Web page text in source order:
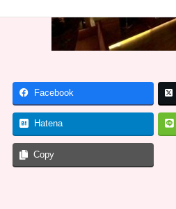
Facebook
Hatena
Copy